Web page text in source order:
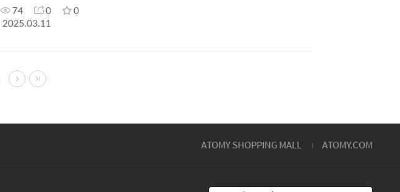
74 0
0
2025.03.11
ATOMY SHOPPING MALL ATOMY.COM